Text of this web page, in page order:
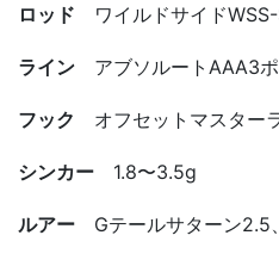
ロッド ワイルドサイド
ライン アブソルートAAA3
フック オフセットマスター
シンカー 1.8〜3.5g
ルアー Gテールサターン2.5